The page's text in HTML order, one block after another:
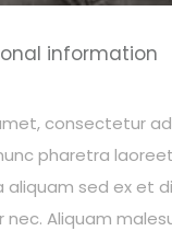
information
consectetur
pharetra
aliquam sed ex et
Aliquam